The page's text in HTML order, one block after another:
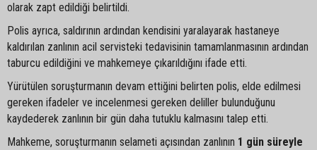
olarak zapt edildiği belirtildi.
Polis ayrıca, saldırının ardından kendisini yaralayarak hastaneye
kaldırılan zanlının acil servisteki tedavisinin tamamlanmasının ardından
taburcu edildiğini ve mahkemeye çıkarıldığını ifade etti.
Yürütülen soruşturmanın devam ettiğini belirten polis, elde edilmesi
gereken ifadeler ve incelenmesi gereken deliller bulunduğunu
kaydederek zanlının bir gün daha tutuklu kalmasını talep etti.
Mahkeme, soruşturmanın selameti açısından zanlının 1 gün süreyle